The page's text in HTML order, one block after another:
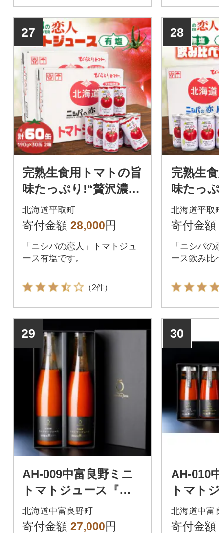
27
完熟生食用トマトの旨
味たっぷり!“贅沢濃
厚”「ニシパの恋人」
トマトジュース有
北海道平取町
寄付金額 28,000円
「ニシパの恋人」トマトジュ
ース有塩です。
（2件）
28
完熟生
味たっ
厚”「ニ
トマト
北海道平取
寄付金額
「ニシパ
ース飲み比
29
AH-009中富良野ミニ
トマトジュース『ほ
れまる』720mlギフト
(メロン農家株式会社)
北海道中富良野町
寄付金額 27,000円
30
AH-010
トマト
れまる
(メロン
北海道中富
寄付金額